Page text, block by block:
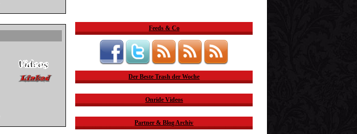
Feeds & Co
Der Beste Trash der Woche
Onride Videos
Partner & Blog Archiv